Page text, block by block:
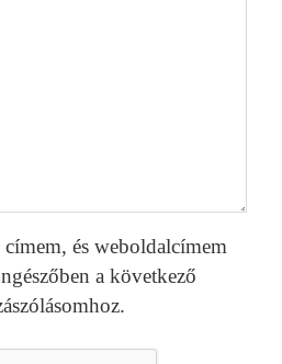
és weboldalcímem
a következő